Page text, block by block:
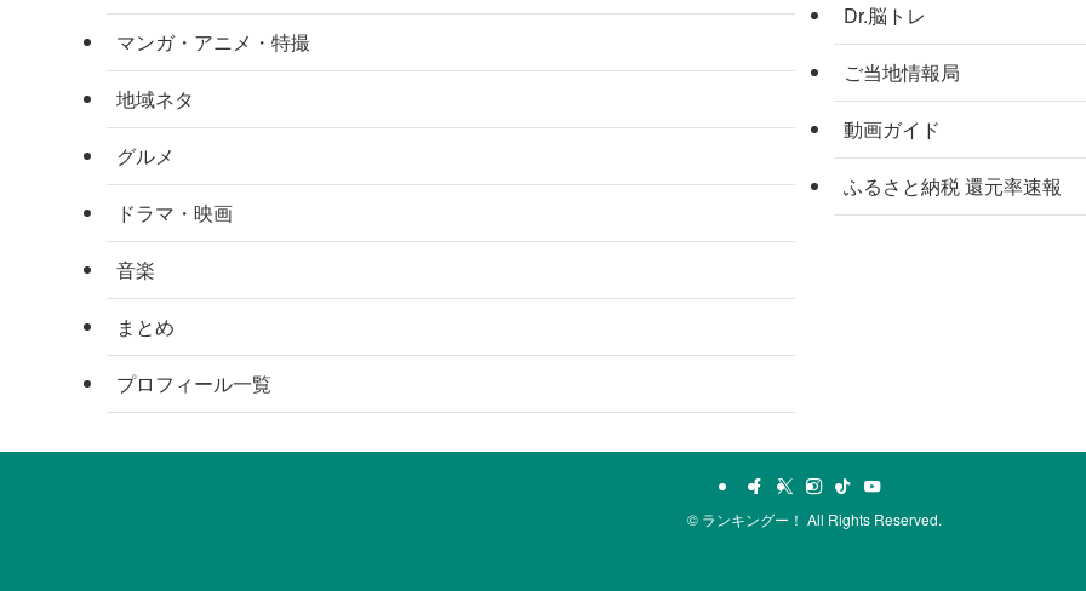
マンガ・アニメ・特撮
地域ネタ
グルメ
ドラマ・映画
音楽
まとめ
プロフィール一覧
Dr.脳トレ
ご当地情報局
動画ガイド
ふるさと納税 還元率速報
© ランキングー！ All Rights Reserved.